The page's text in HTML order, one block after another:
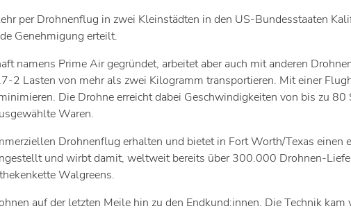
per Drohnenflug in zwei Kleinstädten in den US-Bundesstaaten
Genehmigung erteilt.
namens Prime Air gegründet, arbeitet aber auch mit anderen
2 Lasten von mehr als zwei Kilogramm transportieren. Mit einer
Die Drohne erreicht dabei Geschwindigkeiten von bis zu
Waren.
Drohnenflug erhalten und bietet in Fort Worth/Texas einen
und wirbt damit, weltweit bereits über 300.000 Drohnen-
Walgreens.
auf der letzten Meile hin zu den Endkund:innen. Die Technik